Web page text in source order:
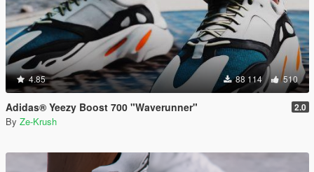
4.85 88 114 510
Adidas® Yeezy Boost 700 "Waverunner" 2.0
By Ze-Krush